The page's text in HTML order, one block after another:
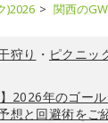
)2026 関西の
狩り ・ ピクニッ
】2026年のゴー
想と回避術をご